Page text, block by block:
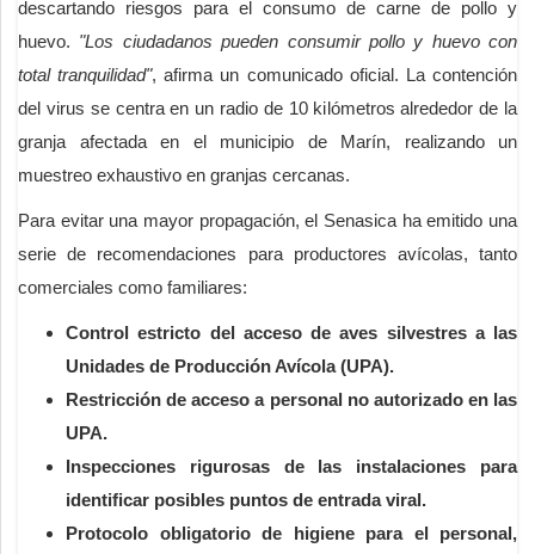
descartando riesgos para el consumo de carne de pollo y
huevo. "Los ciudadanos pueden consumir pollo y huevo con
total tranquilidad", afirma un comunicado oficial. La contención
del virus se centra en un radio de 10 kilómetros alrededor de la
granja afectada en el municipio de Marín, realizando un
muestreo exhaustivo en granjas cercanas.
Para evitar una mayor propagación, el Senasica ha emitido una
serie de recomendaciones para productores avícolas, tanto
comerciales como familiares:
Control estricto del acceso de aves silvestres a las
Unidades de Producción Avícola (UPA).
Restricción de acceso a personal no autorizado en las
UPA.
Inspecciones rigurosas de las instalaciones para
identificar posibles puntos de entrada viral.
Protocolo obligatorio de higiene para el personal,